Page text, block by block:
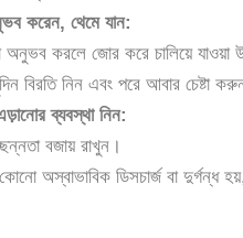
করেন, থেমে যান:
অনুভব করলে জোর করে চালিয়ে যাওয়া
বিরতি নিন এবং পরে আবার চেষ্টা
ব্যবস্থা নিন:
বজায় রাখুন।
অস্বাভাবিক ডিসচার্জ বা দুর্গন্ধ